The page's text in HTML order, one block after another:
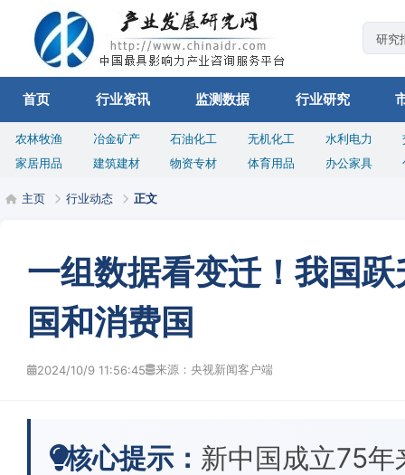
首页 行业资讯 监测数据 行业研究
农林牧渔 冶金矿产 石油化工 无机化工 水利电力
家居用品
建筑建材 物资专材 体育用品 办公家具
主页 行业动态 正文
一组数据看变迁！我国
国和消费国
2024/10/9 11:56:45 来源：央视新闻客户端
核心提示： 新中国成立75